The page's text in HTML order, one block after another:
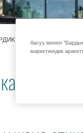
ЭТИКАСЫ ЖАНА
жана
басуу менен
маркетингдик